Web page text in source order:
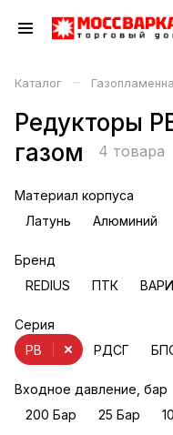
Каталог –
Редукторы
газом
4 товара
Материал корпуса
Латунь
Алюминий
Бренд
REDIUS
ПТК
Серия
РДСГ
РВ
Входное давление, бар
200 Бар
25 Бар